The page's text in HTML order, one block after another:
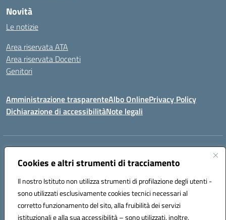
Cookies e altri strumenti di tracciamento
Il nostro Istituto non utilizza strumenti di profilazione degli utenti -
sono utilizzati esclusivamente cookies tecnici necessari al
corretto funzionamento del sito, alla fruibilità dei servizi
istituzionali e alla sua accessibilità – sono utilizzati, inoltre,
Novità
Le notizie
Area riservata ATA
Area riservata Docenti
Genitori
Amministrazione trasparenteAlbo OnlinePrivacy Policy
Dichiarazione di accessibilitàNote legali
Indirizzo:
Centralino:0921562586 Email:PAIC820003@istruzione.it
Codice fiscale: 96021870827
Codice meccanografico:
PAIC820003